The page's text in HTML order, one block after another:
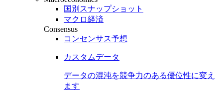
国別スナップショット
マクロ経済
Consensus
コンセンサス予想
カスタムデータ
データの混沌を競争力のある優位性に変え
ます